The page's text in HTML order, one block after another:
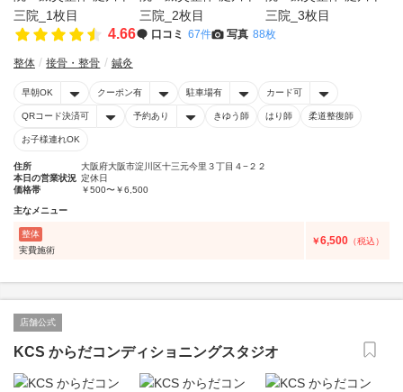
4.66 口コミ 67件 写真 88枚
整体 接骨・整骨 鍼灸
早朝OK クーポン有 駐車場有 カード可
QRコード決済可 予約あり きゆう師 はり師 柔道整復師
お子様連れOK
住所
大阪府大阪市淀川区十三元今里３丁目４−２２
本日の営業状況 定休日
価格帯
￥500〜￥6,500
主なメニュー
整体
実費施術
￥6,500 （税込）
店舗公式
KCS からだコンディショニングスタジオ